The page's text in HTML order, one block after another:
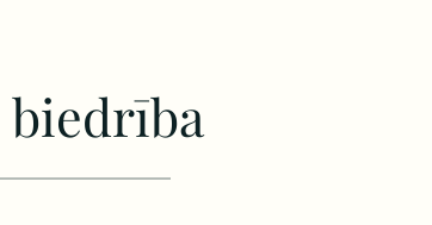
biedrība